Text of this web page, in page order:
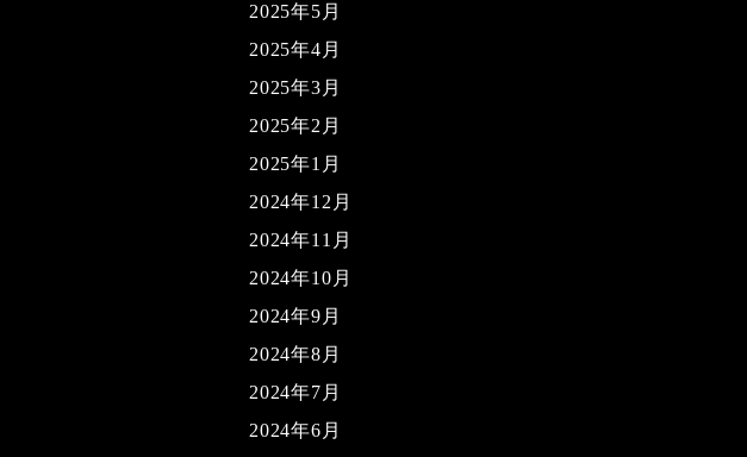
2025年5月
2025年4月
2025年3月
2025年2月
2025年1月
2024年12月
2024年11月
2024年10月
2024年9月
2024年8月
2024年7月
2024年6月